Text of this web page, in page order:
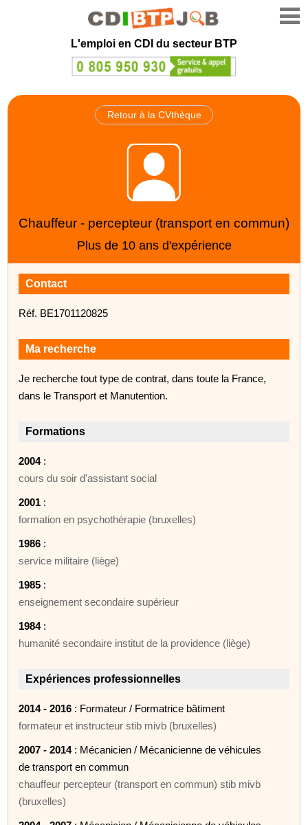
L'emploi en CDI du secteur BTP
Retour à la CVthèque
Chauffeur - percepteur (transport en commun)
Plus de 10 ans d'expérience
Contact
Réf. BE1701120825
Ma recherche
Je recherche tout type de contrat, dans toute la France,
dans le Transport et Manutention.
Formations
2004:
cours du soir d'assistant social
2001 :
formation en psychothérapie (bruxelles)
1986 :
service militaire (liège)
1985 :
enseignement secondaire supérieur
1984:
humanité secondaire institut de la providence (liège)
Expériences professionnelles
2014 - 2016 : Formateur / Formatrice bâtiment
formateur et instructeur stib mivb (bruxelles)
2007 - 2014: Mécanicien / Mécanicienne de véhicules
de transport en commun
chauffeur percepteur (transport en commun) stib mivb
(bruxelles)